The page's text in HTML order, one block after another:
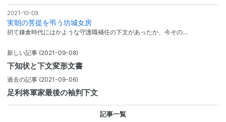
2021-10-09
実朝の菩提を弔う坊城女房
扨て鎌倉時代にはかような守護職補任の下文があったか、今その…
新しい記事 (2021-09-08)
下知状と下文変形文書
過去の記事 (2021-09-06)
足利将軍家最後の袖判下文
記事一覧